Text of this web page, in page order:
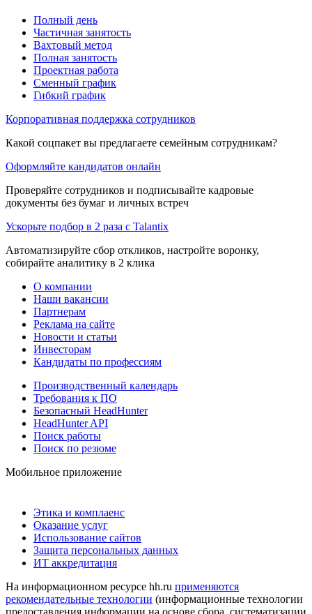
Полный день
Частичная занятость
Вахтовый метод
Полная занятость
Проектная работа
Сменный график
Гибкий график
Корпоративная поддержка сотрудников
Какой соцпакет вы предлагаете семейным сотрудникам?
Оформляйте кандидатов онлайн
Проверяйте сотрудников и подписывайте кадровые
документы без бумаг и личных встреч
Ускорьте подбор в 2 раза с Talantix
Автоматизируйте сбор откликов, настройте воронку,
собирайте аналитику в 2 клика
О компании
Наши вакансии
Партнерам
Реклама на сайте
Новости и статьи
Инвесторам
Кандидаты по профессиям
Производственный календарь
Требования к ПО
Безопасный HeadHunter
HeadHunter API
Поиск работы
Поиск по резюме
Мобильное приложение
Этика и комплаенс
Оказание услуг
Использование сайтов
Защита персональных данных
ИТ аккредитация
На информационном ресурсе hh.ru применяются
рекомендательные технологии (информационные технологии
предоставления информации на основе сбора, систематизации